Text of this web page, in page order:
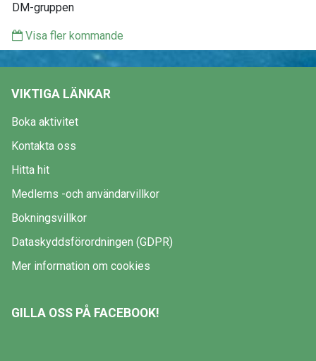
DM-gruppen
Visa fler kommande
VIKTIGA LÄNKAR
Boka aktivitet
Kontakta oss
Hitta hit
Medlems -och användarvillkor
Bokningsvillkor
Dataskyddsförordningen (GDPR)
Mer information om cookies
GILLA OSS PÅ FACEBOOK!